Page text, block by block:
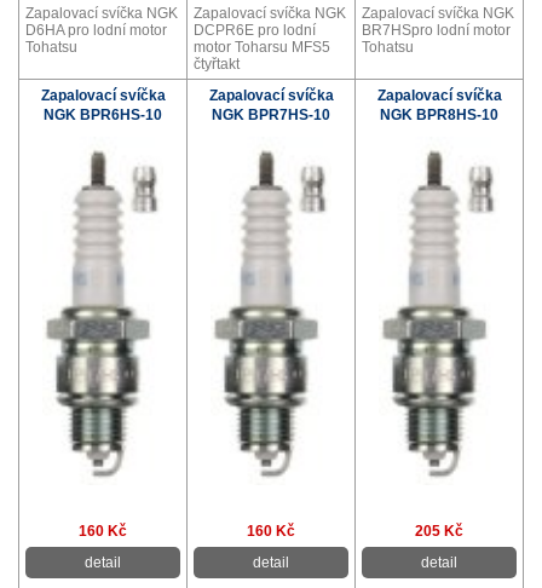
Zapalovací svíčka NGK
D6HA pro lodní motor
Tohatsu
Zapalovací svíčka NGK
DCPR6E pro lodní
motor Toharsu MFS5
čtyřtakt
Zapalovací svíčka NGK
BR7HSpro lodní motor
Tohatsu
Zapalovací svíčka
NGK BPR6HS-10
Zapalovací svíčka
NGK BPR7HS-10
Zapalovací svíčka
NGK BPR8HS-10
160 Kč
detail
160 Kč
detail
205 Kč
detail